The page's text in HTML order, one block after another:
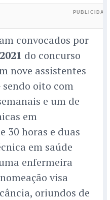
convocados por
do concurso
nove assistentes
oito com
e um de
em
30 horas e duas
em saúde
enfermeira
visa
oriundos de